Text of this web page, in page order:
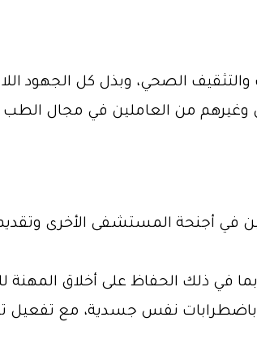
والتثقيف الصحي، وبذل كل الجهود
وغيرهم من العاملين في مجال
في أجنحة المستشفى الأخرى
بما في ذلك الحفاظ على أخلاق
باضطرابات نفس جسدية، مع تفعيل